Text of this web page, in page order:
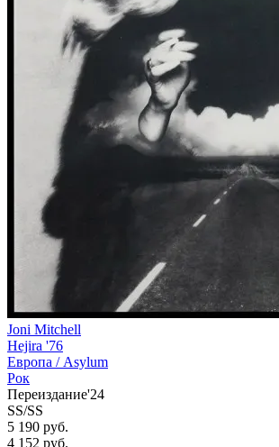
Joni Mitchell
Hejira '76
Европа / Asylum
Рок
Переиздание'24
SS/SS
5 190 руб.
4 152 руб.